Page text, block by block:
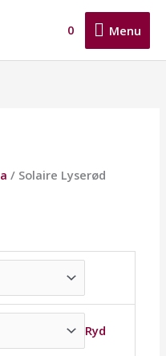
Menu
Menu
0
/ Solaire Lyserød
Ryd